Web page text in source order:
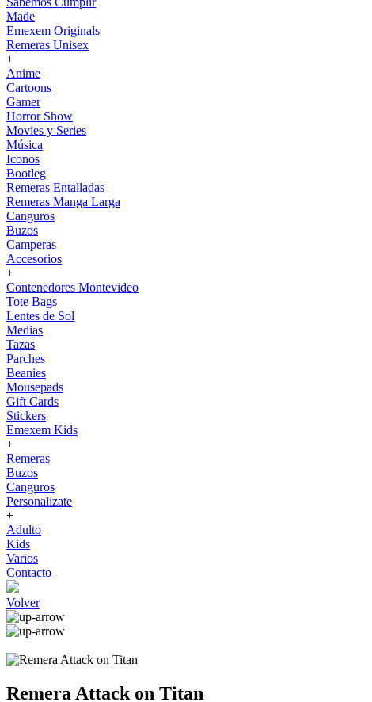
Made
Emexem Originals
Remeras Unisex
+
Anime
Cartoons
Gamer
Horror Show
Movies y Series
Música
Iconos
Bootleg
Remeras Entalladas
Remeras Manga Larga
Canguros
Buzos
Camperas
Accesorios
+
Contenedores Montevideo
Tote Bags
Lentes de Sol
Medias
Tazas
Parches
Beanies
Mousepads
Gift Cards
Stickers
Emexem Kids
+
Remeras
Buzos
Canguros
Personalizate
+
Adulto
Kids
Varios
Contacto
Volver
Remera Attack on Titan